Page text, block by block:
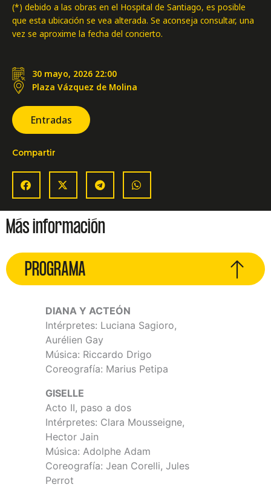
Más información
PROGRAMA
DIANA Y ACTEÓN
Intérpretes: Luciana Sagioro,
Aurélien Gay
Música: Riccardo Drigo
Coreografía: Marius Petipa
GISELLE
Acto II, paso a dos
Intérpretes: Clara Mousseigne,
Hector Jain
Música: Adolphe Adam
Coreografía: Jean Corelli, Jules
Perrot
(*) debido a las obras en el Hospital de Santiago, es posible
que esta ubicación se vea alterada. Se aconseja consultar, una
vez se aproxime la fecha del concierto.
30 mayo, 2026 22:00
Plaza Vázquez de Molina
Entradas
Compartir